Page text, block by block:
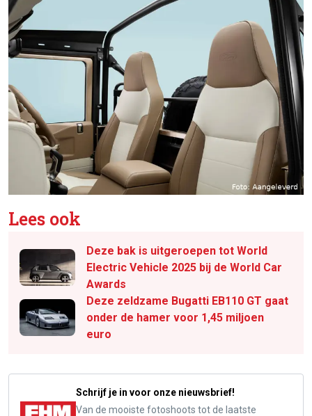
Lees ook
Deze bak is uitgeroepen tot World
Electric Vehicle 2025 bij de World Car
Awards
Deze zeldzame Bugatti EB110 GT gaat
onder de hamer voor 1,45 miljoen
euro
Schrijf je in voor onze nieuwsbrief!
Van de mooiste fotoshoots tot de laatste